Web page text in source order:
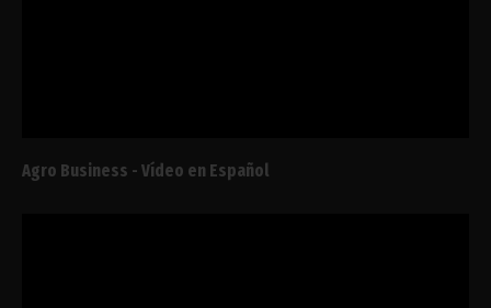
Agro Business - Vídeo en Español